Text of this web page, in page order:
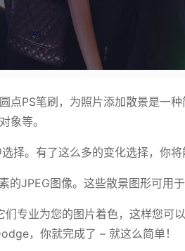
点PS笔刷，为照片添加散景是一
象等。
择。有了这么多的变化选择，你将
JPEG图像。这些散景图形可用于
们专业为您的图片着色，这样您可
，你就完成了 – 就这么简单！